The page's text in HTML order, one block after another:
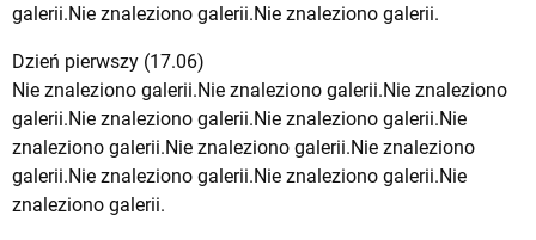
galerii.Nie znaleziono galerii.Nie znaleziono galerii.
Dzień pierwszy (17.06)
Nie znaleziono galerii.Nie znaleziono galerii.Nie znaleziono
galerii.Nie znaleziono galerii.Nie znaleziono galerii.Nie
znaleziono galerii.Nie znaleziono galerii.Nie znaleziono
galerii.Nie znaleziono galerii.Nie znaleziono galerii.Nie
znaleziono galerii.